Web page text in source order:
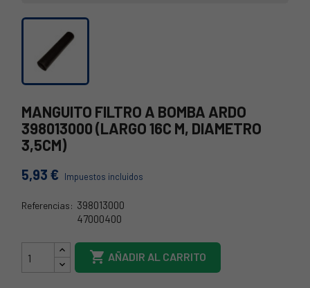
MANGUITO FILTRO A BOMBA ARDO
398013000 (LARGO 16C M, DIAMETRO
3,5CM)
5,93 € Impuestos incluidos
Referencias: 398013000
47000400
 AÑADIR AL CARRITO